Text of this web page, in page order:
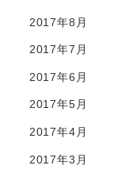
2017年8月
2017年7月
2017年6月
2017年5月
2017年4月
2017年3月